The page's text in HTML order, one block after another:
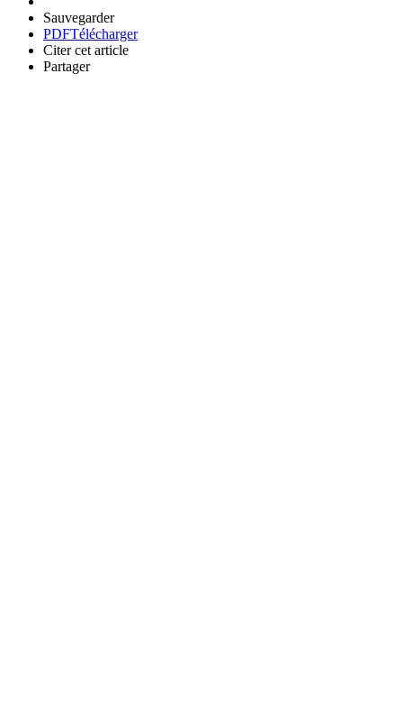
Sauvegarder
PDFTélécharger
Citer cet article
Partager